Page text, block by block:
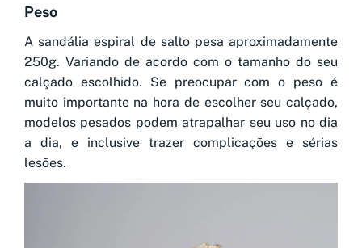
Peso
A sandália espiral de salto pesa aproximadamente
250g. Variando de acordo com o tamanho do seu
calçado escolhido. Se preocupar com o peso é
muito importante na hora de escolher seu calçado,
modelos pesados podem atrapalhar seu uso no dia
a dia, e inclusive trazer complicações e sérias
lesões.